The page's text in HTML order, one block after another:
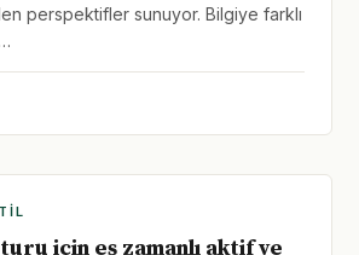
perspektifler sunuyor. Bilgiye farklı
için eş zamanlı aktif ve